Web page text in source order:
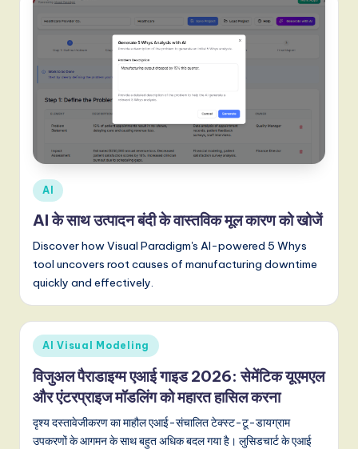
d
a
n
n
o
v
a
ti
o
Posted
in
AI
AI के साथ उत्पादन बंदी के वास्तविक मूल कारण को खोजें
Discover how Visual Paradigm's AI-powered 5 Whys
tool uncovers root causes of manufacturing downtime
quickly and effectively.
Posted
in
AI Visual Modeling
विजुअल पैराडाइग्म एआई गाइड 2026: सेमेंटिक यूएमएल
और एंटरप्राइज मॉडलिंग को महारत हासिल करना
दृश्य दस्तावेजीकरण का माहौल एआई-संचालित टेक्स्ट-टू-डायग्राम
उपकरणों के आगमन के साथ बहुत अधिक बदल गया है। लुसिडचार्ट के एआई